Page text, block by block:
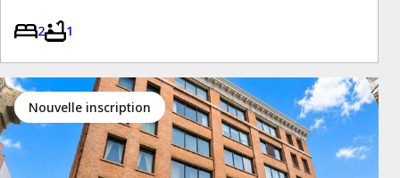
2 1
Nouvelle inscription